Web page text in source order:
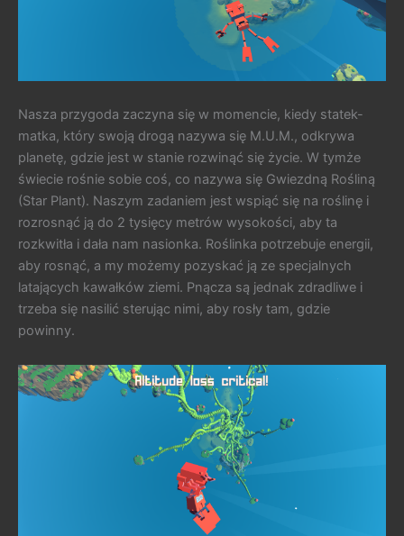
Nasza przygoda zaczyna się w momencie, kiedy statek-
matka, który swoją drogą nazywa się M.U.M., odkrywa
planetę, gdzie jest w stanie rozwinąć się życie. W tymże
świecie rośnie sobie coś, co nazywa się Gwiezdną Rośliną
(Star Plant). Naszym zadaniem jest wspiąć się na roślinę i
rozrosnąć ją do 2 tysięcy metrów wysokości, aby ta
rozkwitła i dała nam nasionka. Roślinka potrzebuje energii,
aby rosnąć, a my możemy pozyskać ją ze specjalnych
latających kawałków ziemi. Pnącza są jednak zdradliwe i
trzeba się nasilić sterując nimi, aby rosły tam, gdzie
powinny.